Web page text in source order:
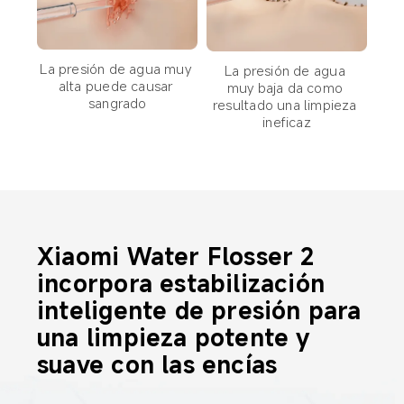
La presión de agua muy
alta puede causar
sangrado
La presión de agua
muy baja da como
resultado una limpieza
ineficaz
Xiaomi Water Flosser 2
incorpora estabilización
inteligente de presión para
una limpieza potente y
suave con las encías